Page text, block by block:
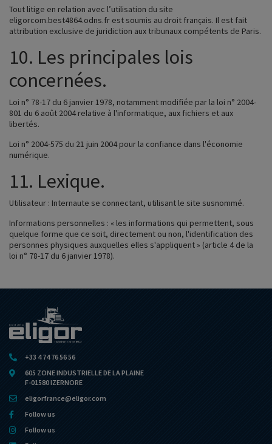
Tout litige en relation avec l’utilisation du site
eligorcom.best4864.odns.fr est soumis au droit français. Il est fait
attribution exclusive de juridiction aux tribunaux compétents de Paris.
10. Les principales lois
concernées.
Loi n° 78-17 du 6 janvier 1978, notamment modifiée par la loi n° 2004-
801 du 6 août 2004 relative à l'informatique, aux fichiers et aux
libertés.
Loi n° 2004-575 du 21 juin 2004 pour la confiance dans l'économie
numérique.
11. Lexique.
Utilisateur : Internaute se connectant, utilisant le site susnommé.
Informations personnelles : « les informations qui permettent, sous
quelque forme que ce soit, directement ou non, l'identification des
personnes physiques auxquelles elles s'appliquent » (article 4 de la
loi n° 78-17 du 6 janvier 1978).
+33 4 74 76 56 56
605 ZONE INDUSTRIELLE DE LA PLAINE
F-01580 IZERNORE
eligorfrance@eligor.com
Follow us
Follow us